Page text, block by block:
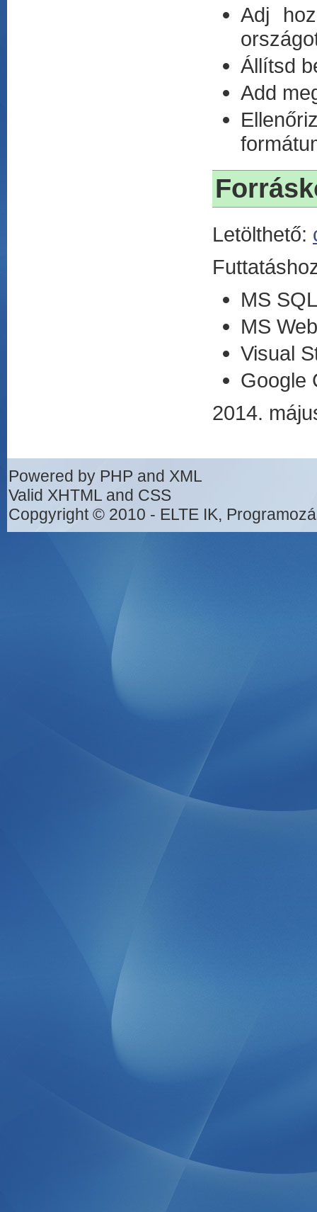
Adj
Állítsd
Add
Letölthető:
MS
MS
Visual
Google
2014.
Powered by PHP and XML
Valid XHTML and CSS
Copgyright © 2010 - ELTE IK,